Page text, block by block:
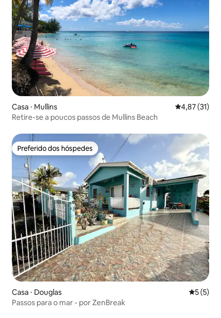
Casa ⋅ Mullins 4,87 de uma
4,87 (31)
Retire-se a poucos passos de Mullins Beach
Preferido dos hóspedes
Preferido dos hóspedes
Casa ⋅ Douglas 5 de
5 (5)
Passos para o mar - por ZenBreak